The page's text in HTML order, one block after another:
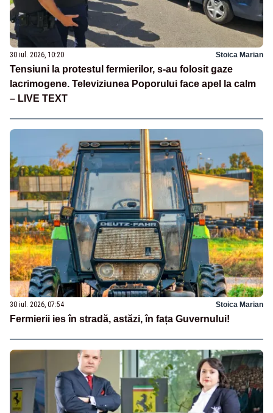
30 iul. 2026, 10:20 Stoica Marian
Tensiuni la protestul fermierilor, s-au folosit gaze
lacrimogene. Televiziunea Poporului face apel la calm
– LIVE TEXT
30 iul. 2026, 07:54 Stoica Marian
Fermierii ies în stradă, astăzi, în fața Guvernului!